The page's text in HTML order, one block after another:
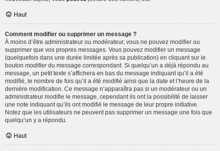
Haut
Comment modifier ou supprimer un message ?
À moins d’être administrateur ou modérateur, vous ne pouvez modifier ou
supprimer que vos propres messages. Vous pouvez modifier un message
(quelquefois dans une durée limitée après sa publication) en cliquant sur le
bouton modifierdu message correspondant. Si quelqu’un a déjà répondu au
message, un petit texte s’affichera en bas du message indiquant qu’il a été
modifié, le nombre de fois qu’il a été modifié ainsi que la date et l’heure de la
dernière modification. Ce message n’apparaîtra pas si un modérateur ou un
administrateur modifie le message, cependant ils ont la possibilité de laisser
une note indiquant qu’ils ont modifié le message de leur propre initiative.
Notez que les utilisateurs ne peuvent pas supprimer un message une fois que
quelqu’un y a répondu.
Haut